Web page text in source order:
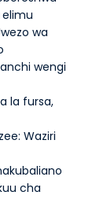
wa
wengi
la fursa,
Waziri
cha